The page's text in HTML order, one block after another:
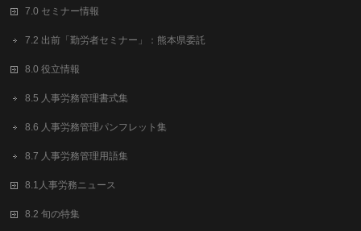
7.0 セミナー情報
7.2 出前「勤労者セミナー」：熊本県委託
8.0 役立情報
8.5 人事労務管理書式集
8.6 人事労務管理パンフレット集
8.7 人事労務管理用語集
8.1人事労務ニュース
8.2 旬の特集